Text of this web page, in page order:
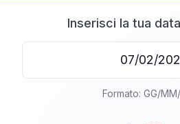
Inserisci la tua
Formato: GG/